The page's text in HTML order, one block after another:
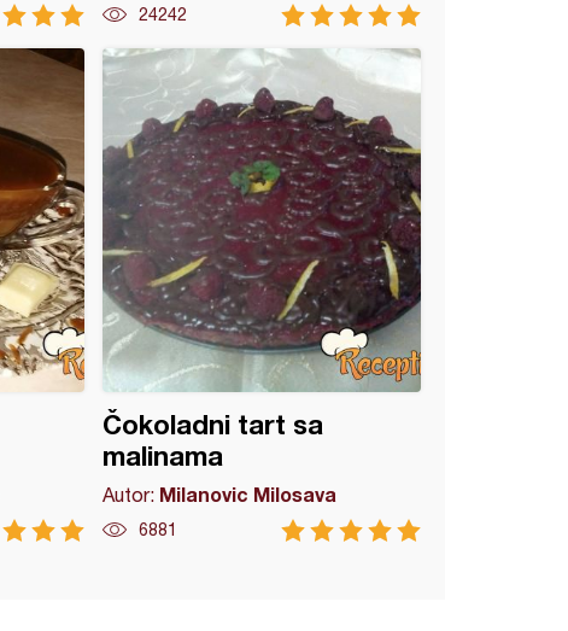
24242
Čokoladni tart sa
malinama
Autor: Milanovic Milosava
6881